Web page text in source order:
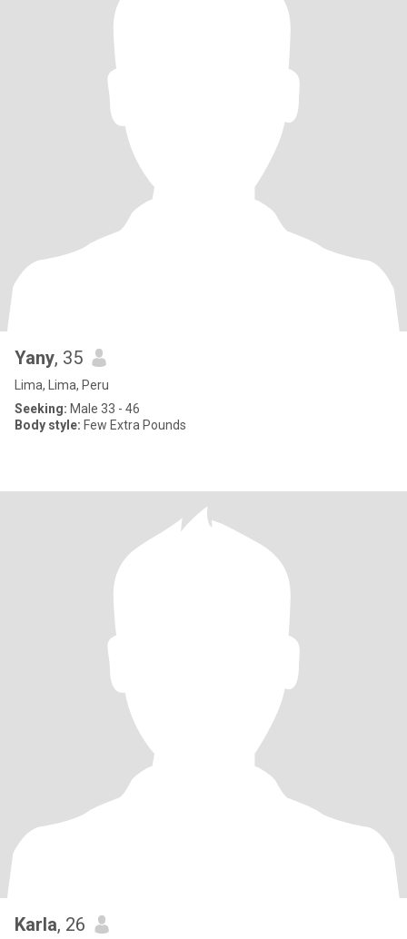
Yany, 35
Lima, Lima, Peru
Seeking: Male 33 - 46
Body style: Few Extra Pounds
Karla, 26